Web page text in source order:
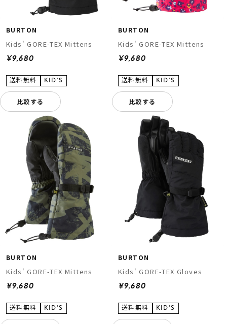
BURTON
Kids' GORE-TEX Mittens
¥9,680
比較する
BURTON
Kids' GORE-TEX Mittens
¥9,680
比較する
BURTON
Kids' GORE-TEX Mittens
¥9,680
BURTON
Kids' GORE-TEX Gloves
¥9,680